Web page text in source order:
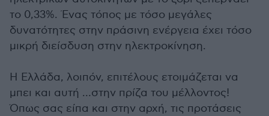
το 0,33%. Ένας τόπος με τόσο μεγάλες
δυνατότητες στην πράσινη ενέργεια έχει τόσο
μικρή διείσδυση στην ηλεκτροκίνηση.
Η Ελλάδα, λοιπόν, επιτέλους ετοιμάζεται να
μπει και αυτή …στην πρίζα του μέλλοντος!
Όπως σας είπα και στην αρχή, τις προτάσεις